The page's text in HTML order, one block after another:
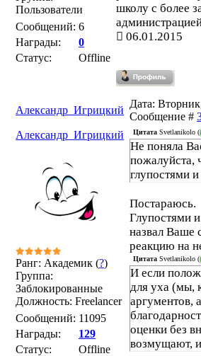
Пользователи
Сообщений: 6
Награды:
0
Статус:
Offline
школу с более
06.01.2015
Александр_Игрицкий
Дата:
Сообщение #
Александр_Игрицкий
Ранг: Академик (?)
Группа:
Заблокированные
Должность: Freelancer
Сообщений: 11095
Награды:
129
Статус:
Offline
Цитата Svetlanikolo (
Не поняла
пожалуйста,
глупостями
Постараюсь.
Глупостями
назвал
реакцию на
Цитата Svetlanikolo (
И если
для уха (мы,
аргументов,
оценки без
возмущают,